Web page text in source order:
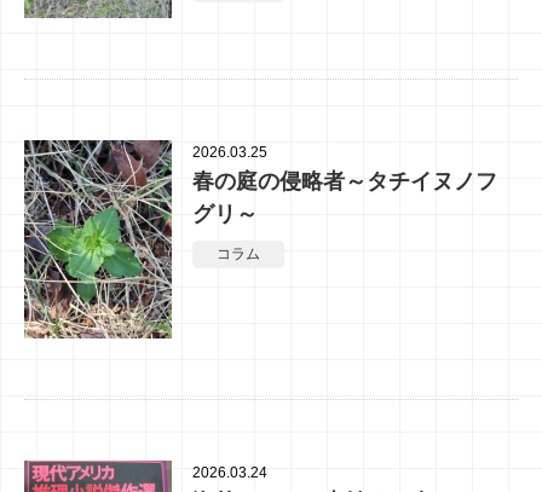
2026.03.25
春の庭の侵略者～タチイヌノフ
グリ～
コラム
2026.03.24